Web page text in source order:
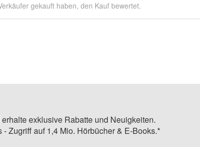
gekauft haben, den Kauf bewertet.
exklusive Rabatte und Neuigkeiten.
Zugriff auf 1,4 Mio. Hörbücher & E-Books.*